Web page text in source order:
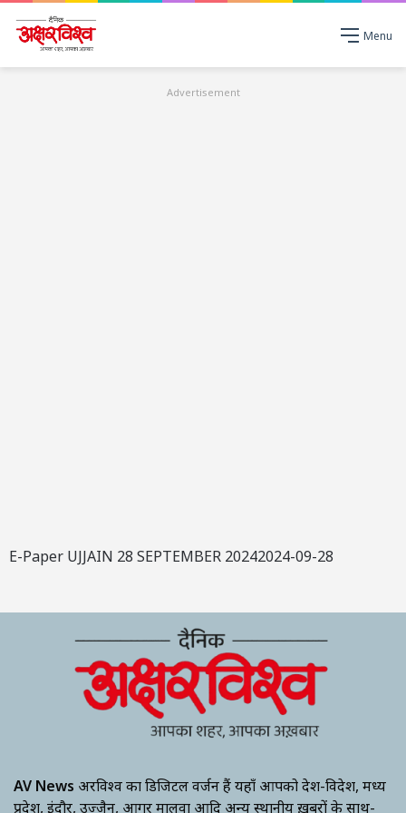
Menu
Advertisement
E-Paper UJJAIN 28 SEPTEMBER 20242024-09-28
AV News अक्षरविश्व का डिजिटल वर्जन हैं यहाँ आपको देश-विदेश, मध्य
प्रदेश, इंदौर, उज्जैन, आगर मालवा आदि अन्य स्थानीय ख़बरों के साथ-